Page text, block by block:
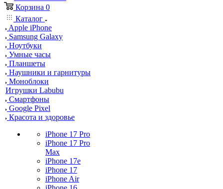
Корзина 0
Каталог
Apple iPhone
Samsung Galaxy
Ноутбуки
Умные часы
Планшеты
Наушники и гарнитуры
Моноблоки
Игрушки Labubu
Смартфоны
Google Pixel
Красота и здоровье
iPhone 17 Pro
iPhone 17 Pro
Max
iPhone 17e
iPhone 17
iPhone Air